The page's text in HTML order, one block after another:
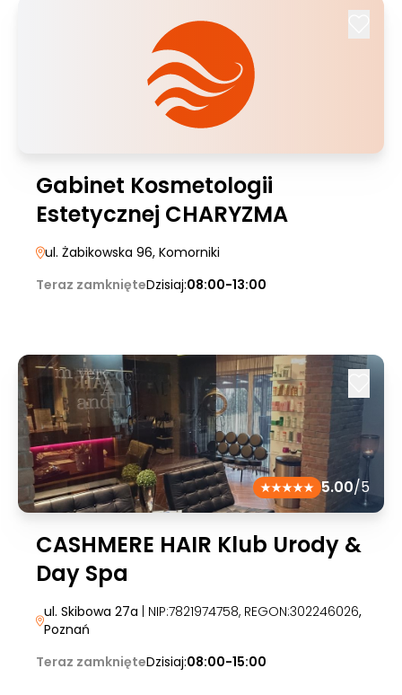
Gabinet Kosmetologii
Estetycznej CHARYZMA
ul. Żabikowska 96, Komorniki
Teraz zamknięteDzisiaj:08:00-13:00
5.00/5
CASHMERE HAIR Klub Urody &
Day Spa
ul. Skibowa 27a | NIP:7821974758, REGON:302246026,
Poznań
Teraz zamknięteDzisiaj:08:00-15:00